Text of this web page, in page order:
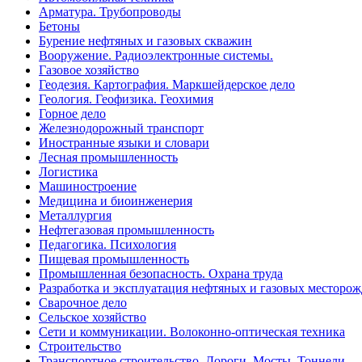
Арматура. Трубопроводы
Бетоны
Бурение нефтяных и газовых скважин
Вооружение. Радиоэлектронные системы.
Газовое хозяйство
Геодезия. Картография. Маркшейдерское дело
Геология. Геофизика. Геохимия
Горное дело
Железнодорожный транспорт
Иностранные языки и словари
Лесная промышленность
Логистика
Машиностроение
Медицина и биоинженерия
Металлургия
Нефтегазовая промышленность
Педагогика. Психология
Пищевая промышленность
Промышленная безопасность. Охрана труда
Разработка и эксплуатация нефтяных и газовых
Сварочное дело
Сельское хозяйство
Сети и коммуникации. Волоконно-оптическая техника
Строительство